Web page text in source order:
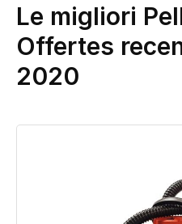
Le migliori
Offertes
2020